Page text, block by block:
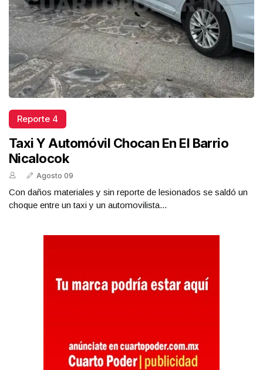
Reporte 4
Taxi Y Automóvil Chocan En El Barrio
Nicalocok
Agosto 09
Con daños materiales y sin reporte de lesionados se saldó un
choque entre un taxi y un automovilista...